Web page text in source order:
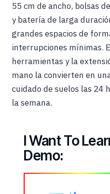
55 cm de ancho, bolsas
y batería de larga
grandes espacios de
interrupciones mínimas.
herramientas y la
mano la convierten en
cuidado de suelos las 24
la semana.
I Want To
Demo: